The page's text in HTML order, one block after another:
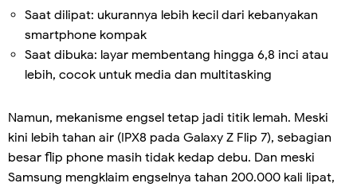
Saat dilipat: ukurannya lebih kecil dari kebanyakan
smartphone kompak
Saat dibuka: layar membentang hingga 6,8 inci atau
lebih, cocok untuk media dan multitasking
Namun, mekanisme engsel tetap jadi titik lemah. Meski
kini lebih tahan air (IPX8 pada Galaxy Z Flip 7), sebagian
besar flip phone masih tidak kedap debu. Dan meski
Samsung mengklaim engselnya tahan 200.000 kali lipat,